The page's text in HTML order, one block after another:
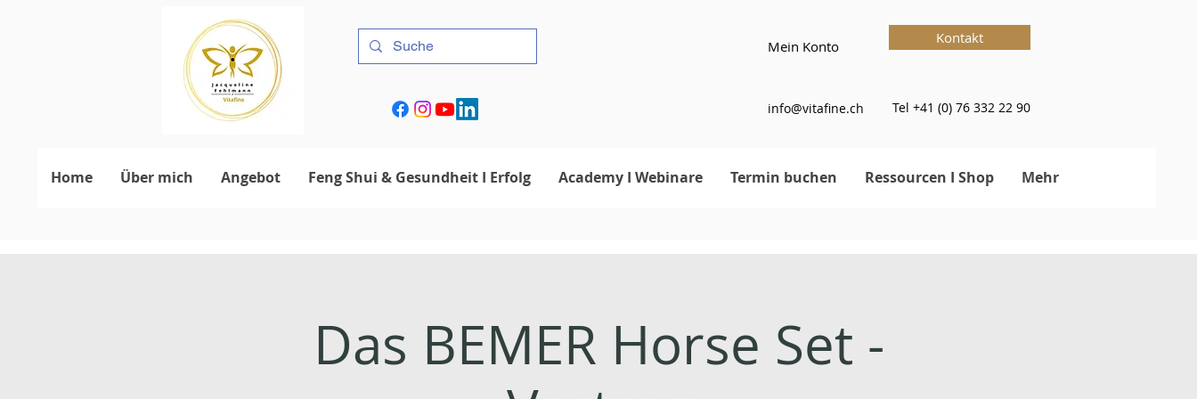
Mein Konto Kontakt
info@vitafine.ch Tel +41 (0) 76 332 22 90
Home Über mich Angebot Feng Shui & Gesundheit I Erfolg Academy I Webinare Termin buchen Ressourcen I Shop Mehr
Das BEMER Horse Set -